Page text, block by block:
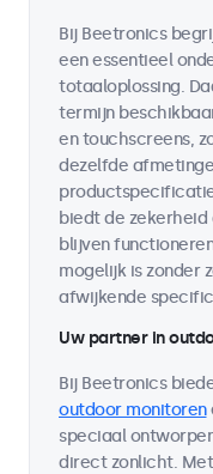
Bij Beetronics
een essentieel
totaaloplossing.
termijn
en touchscreens,
dezelfde
biedt de
blijven
mogelijk is zonder
afwijkende
Uw partner in
Bij Beetronics
outdoor monitoren
speciaal
direct zonlicht.